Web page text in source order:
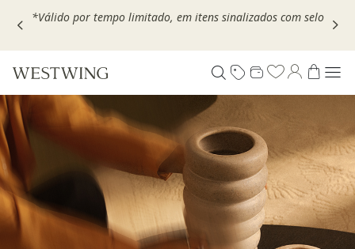
Escolha seu VOUCHER e ganhe até 30% OFF*: useMOVEL30,